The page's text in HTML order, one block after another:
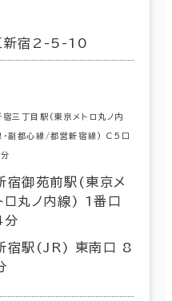
新宿2-5-10
宿三丁目駅(東京メトロ丸ノ内
･副都心線/都営新宿線) C5口
宿御苑前駅(東京メ
ロ丸ノ内線) 1番口
分
宿駅(JR) 東南口 8